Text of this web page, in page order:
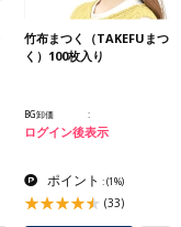
竹布まつく（TAKEFUまつ
く）100枚入り
BG卸価
ログイン後表示
ポイント :(1%)
(33)